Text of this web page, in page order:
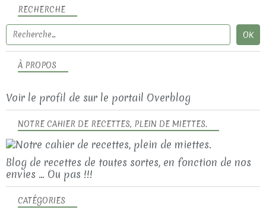
RECHERCHE
NOTRE CAHIER DE RECETTES, PLEIN DE MIETTES.
Blog de recettes de toutes sortes, en fonction de nos
envies ... Ou pas !!!
À PROPOS
Voir le profil de sur le portail Overblog
CATÉGORIES